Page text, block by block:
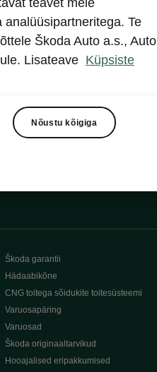
Škoda garantii
Hädaabikõne
CNG toitega sõidukite toitesüsteemi
Varuosapäring
Varuosad
Škoda originaaltarvikud
Hooajalised eripakkumised
teavet meie
Te
Škoda Auto a.s., Auto
Lisateave Küpsiste
Nõustu kõigiga